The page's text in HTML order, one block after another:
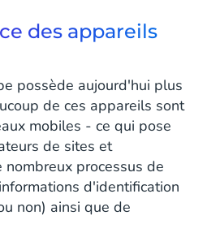
des appareils
possède aujourd'hui plus
de ces appareils sont
mobiles - ce qui pose
de sites et
processus de
d'identification
non) ainsi que de